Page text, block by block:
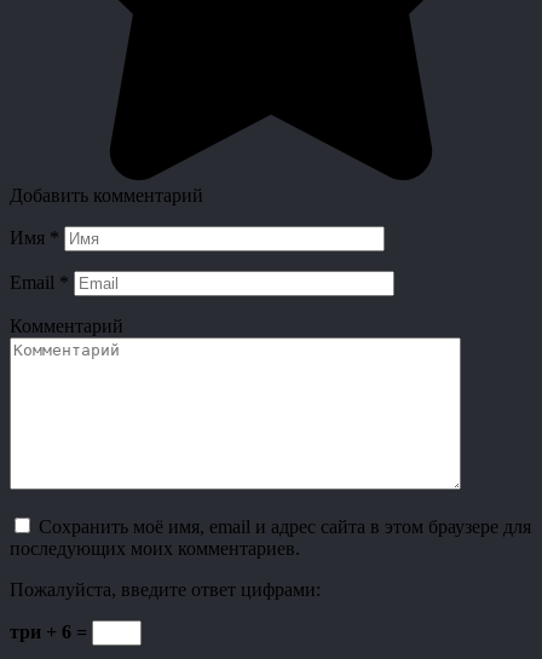
Добавить комментарий
Имя *
Email *
Комментарий
Сохранить моё имя, email и адрес сайта в этом браузере для
последующих моих комментариев.
Пожалуйста, введите ответ цифрами:
три + 6 =